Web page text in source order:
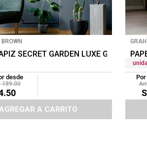
CHARCOAL
SECRET GARDEN LUXE GEO
desde
189.00
.50
A CARRITO